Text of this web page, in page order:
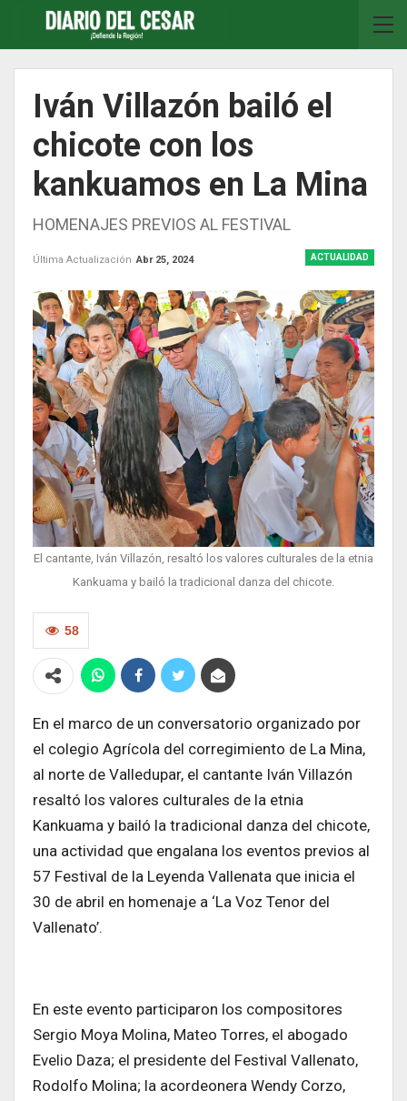
Iván Villazón bailó el
chicote con los
kankuamos en La Mina
HOMENAJES PREVIOS AL FESTIVAL
ACTUALIDAD
Última Actualización Abr 25, 2024
El cantante, Iván Villazón, resaltó los valores culturales de la etnia
Kankuama y bailó la tradicional danza del chicote.
58
En el marco de un conversatorio organizado por
el colegio Agrícola del corregimiento de La Mina,
al norte de Valledupar, el cantante Iván Villazón
resaltó los valores culturales de la etnia
Kankuama y bailó la tradicional danza del chicote,
una actividad que engalana los eventos previos al
57 Festival de la Leyenda Vallenata que inicia el
30 de abril en homenaje a ‘La Voz Tenor del
Vallenato’.
En este evento participaron los compositores
Sergio Moya Molina, Mateo Torres, el abogado
Evelio Daza; el presidente del Festival Vallenato,
Rodolfo Molina; la acordeonera Wendy Corzo,